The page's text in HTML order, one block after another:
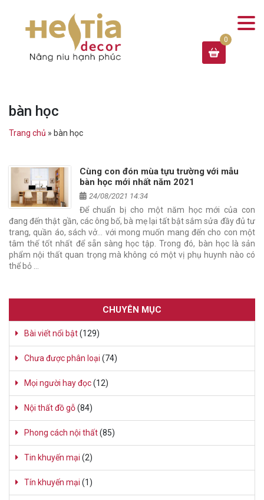
bàn học
Trang chủ » bàn học
Cùng con đón mùa tựu trường với mẫu
bàn học mới nhất năm 2021
24/08/2021 14:34
Để chuẩn bị cho một năm học mới của con
đang đến thật gần, các ông bố, bà mẹ lại tất bật sắm sửa đầy đủ tư
trang, quần áo, sách vở… với mong muốn mang đến cho con một
tâm thế tốt nhất để sẵn sàng học tập. Trong đó, bàn học là sản
phẩm nội thất quan trọng mà không có một vị phụ huynh nào có
thể bỏ …
CHUYÊN MỤC
Bài viết nổi bật(129)
Chưa được phân loại (74)
Mọi người hay đọc(12)
Nội thất đồ gỗ(84)
Phong cách nội thất(85)
Tin khuyến mại (2)
Tín khuyến mại (1)